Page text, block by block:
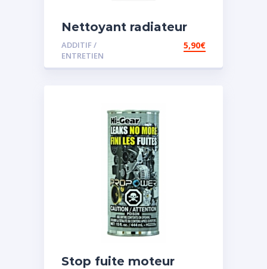
Nettoyant radiateur
ADDITIF /
ENTRETIEN
5,90€
Stop fuite moteur